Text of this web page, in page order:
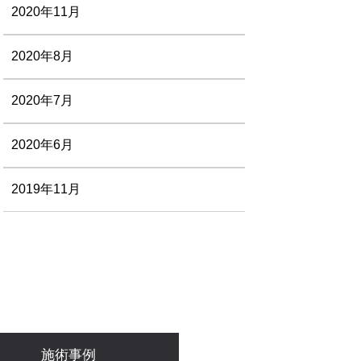
2020年11月
2020年8月
2020年7月
2020年6月
2019年11月
施術事例